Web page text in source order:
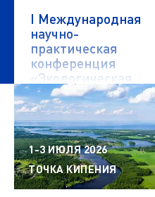
I Международная
научно-
практическая
конференция
«Экологическая
безопасность
водных объектов»
1-3 ИЮЛЯ 2026
ТОЧКА КИПЕНИЯ